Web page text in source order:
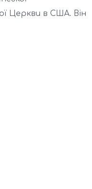
Церкви в США. Він